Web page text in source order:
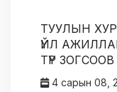
ТУУЛЫН
ҮЙЛ
ТҮР ЗОГСООВ
4 сарын 08,